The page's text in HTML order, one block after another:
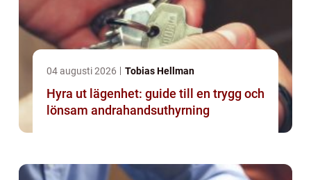
04 augusti 2026 Tobias Hellman
Hyra ut lägenhet: guide till en trygg och
lönsam andrahandsuthyrning